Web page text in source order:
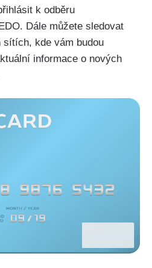
k odběru
Dále můžete sledovat
sítích, kde vám budou
informace o nových